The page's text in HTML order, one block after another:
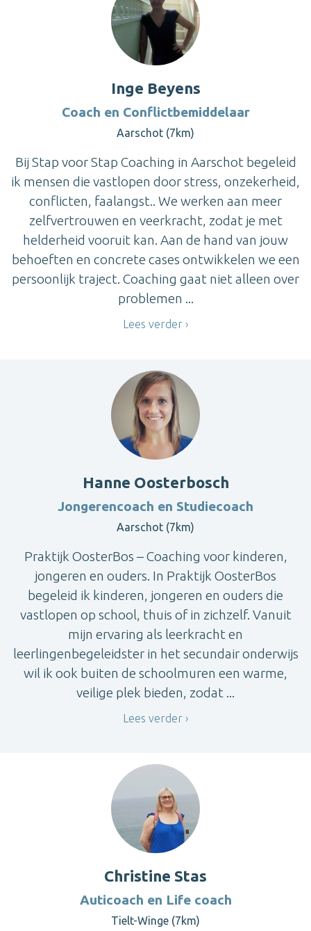
Inge Beyens
Coach en Conflictbemiddelaar
Aarschot (7km)
Bij Stap voor Stap Coaching in Aarschot begeleid
ik mensen die vastlopen door stress, onzekerheid,
conflicten, faalangst.. We werken aan meer
zelfvertrouwen en veerkracht, zodat je met
helderheid vooruit kan. Aan de hand van jouw
behoeften en concrete cases ontwikkelen we een
persoonlijk traject. Coaching gaat niet alleen over
problemen ...
Lees verder
Hanne Oosterbosch
Jongerencoach en Studiecoach
Aarschot (7km)
Praktijk OosterBos – Coaching voor kinderen,
jongeren en ouders. In Praktijk OosterBos
begeleid ik kinderen, jongeren en ouders die
vastlopen op school, thuis of in zichzelf. Vanuit
mijn ervaring als leerkracht en
leerlingenbegeleidster in het secundair onderwijs
wil ik ook buiten de schoolmuren een warme,
veilige plek bieden, zodat ...
Lees verder
Christine Stas
Auticoach en Life coach
Tielt-Winge (7km)